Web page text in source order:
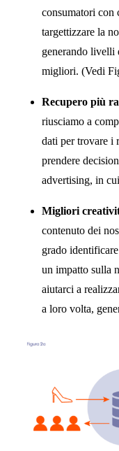
consumatori con
targettizzare la
generando livelli
migliori. (Vedi
Recupero più
riusciamo a
dati per trovare i
prendere
advertising, in
Migliori
contenuto dei
grado
un impatto sulla
aiutarci a
a loro volta,